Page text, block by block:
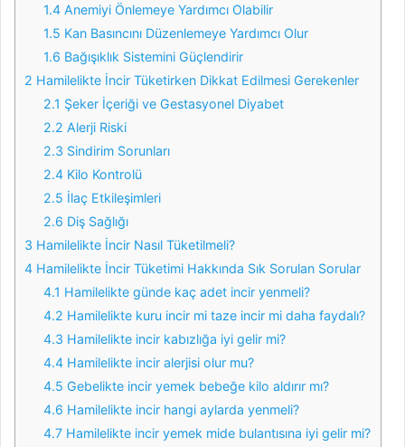
1.4 Anemiyi Önlemeye Yardımcı Olabilir
1.5 Kan Basıncını Düzenlemeye Yardımcı Olur
1.6 Bağışıklık Sistemini Güçlendirir
2 Hamilelikte İncir Tüketirken Dikkat Edilmesi Gerekenler
2.1 Şeker İçeriği ve Gestasyonel Diyabet
2.2 Alerji Riski
2.3 Sindirim Sorunları
2.4 Kilo Kontrolü
2.5 İlaç Etkileşimleri
2.6 Diş Sağlığı
3 Hamilelikte İncir Nasıl Tüketilmeli?
4 Hamilelikte İncir Tüketimi Hakkında Sık Sorulan Sorular
4.1 Hamilelikte günde kaç adet incir yenmeli?
4.2 Hamilelikte kuru incir mi taze incir mi daha faydalı?
4.3 Hamilelikte incir kabızlığa iyi gelir mi?
4.4 Hamilelikte incir alerjisi olur mu?
4.5 Gebelikte incir yemek bebeğe kilo aldırır mı?
4.6 Hamilelikte incir hangi aylarda yenmeli?
4.7 Hamilelikte incir yemek mide bulantısına iyi gelir mi?